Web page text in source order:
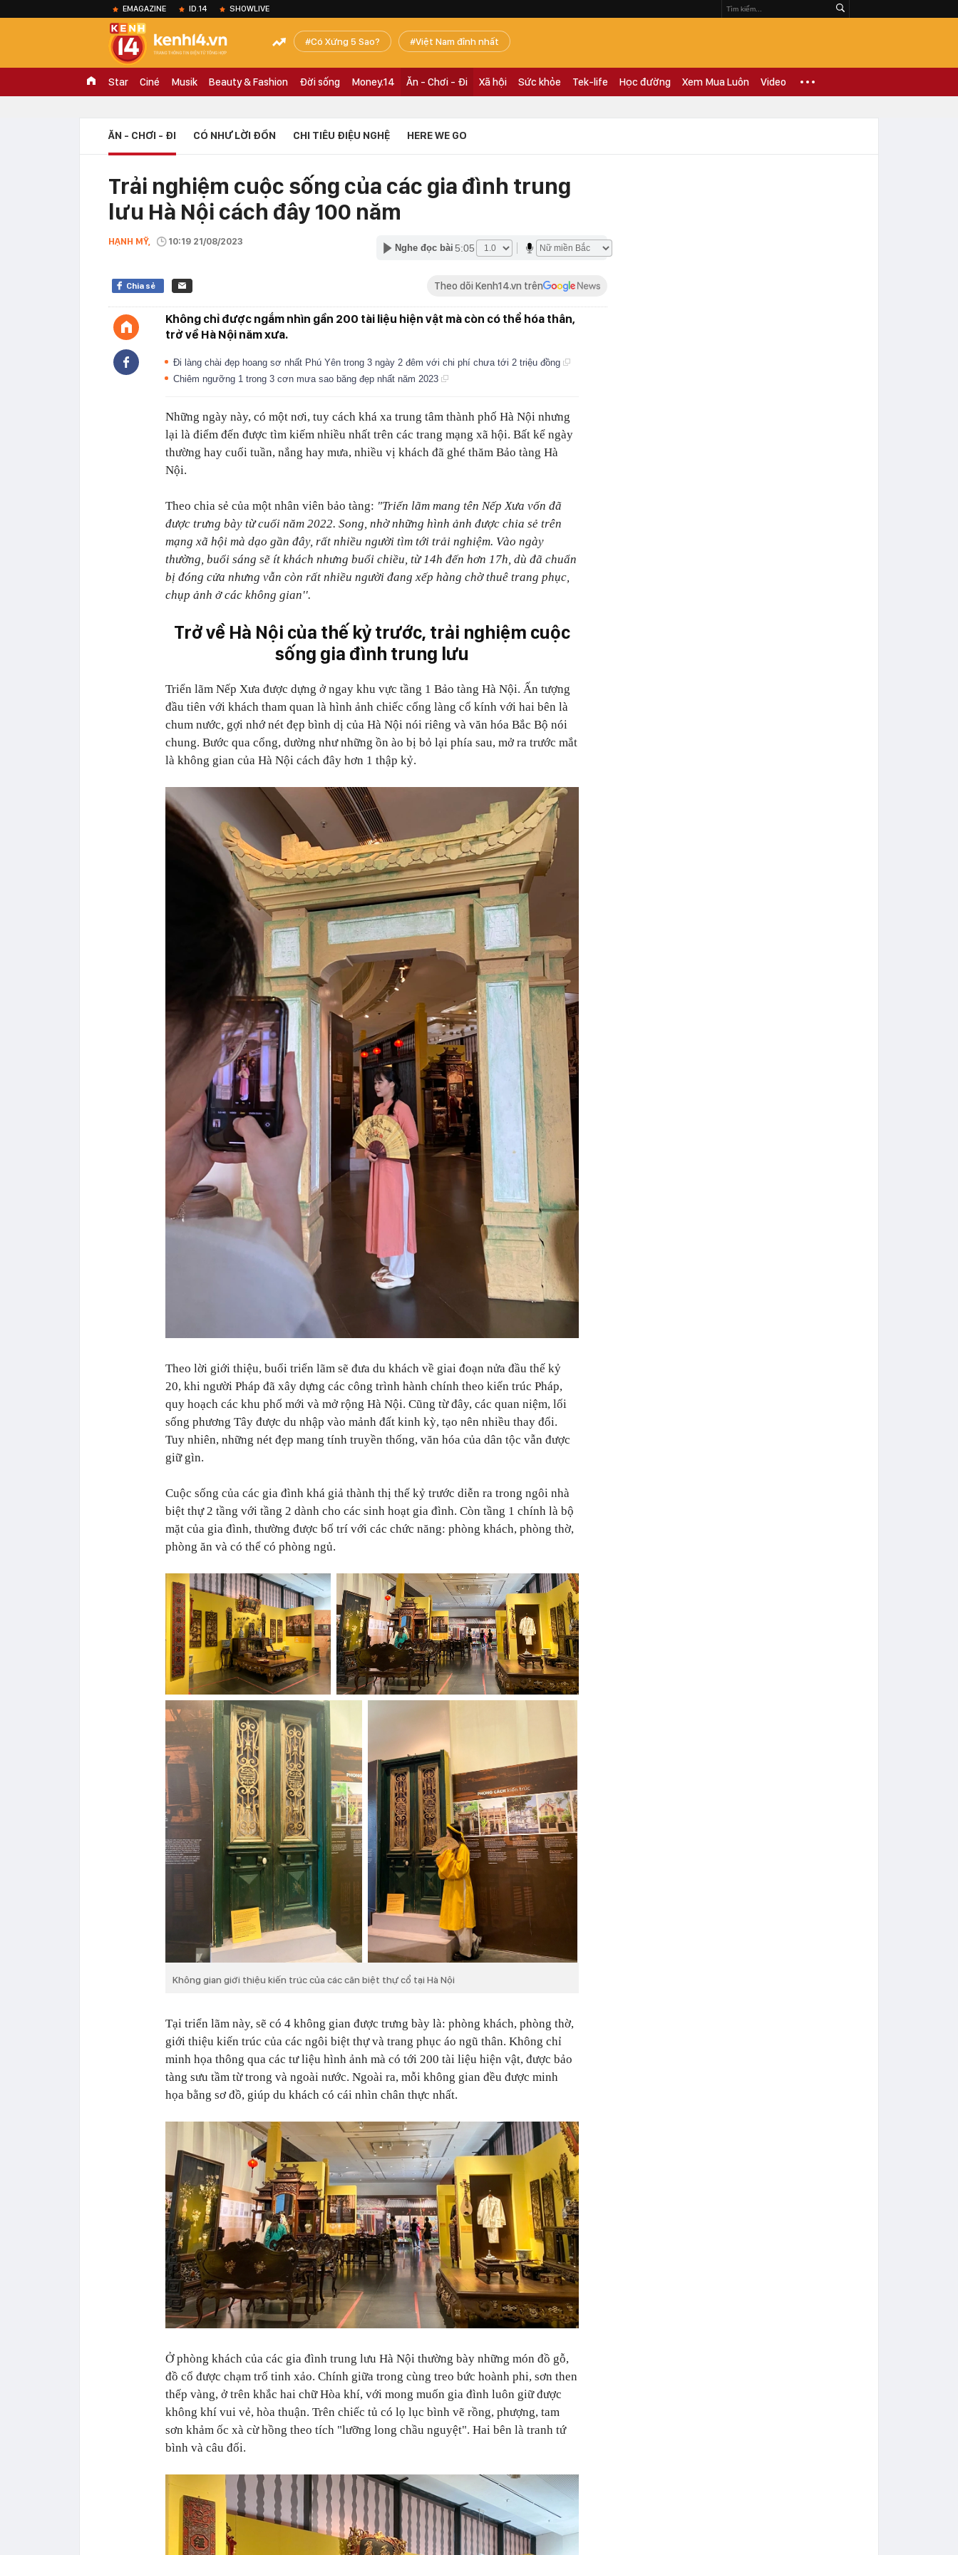
EMAGAZINE ID.14 SHOWLIVE
Có Xứng 5 Sao? Việt Nam đỉnh nhất
Star Ciné Musik Beauty & Fashion Đời sống Money.14 Ăn - Chơi - Đi Xã hội Sức khỏe Tek-life Học đường Xem Mua Luôn Video
ĂN - CHƠI - ĐI CÓ NHƯ LỜI ĐỒN CHI TIÊU ĐIỆU NGHỆ HERE WE GO
Trải nghiệm cuộc sống của các gia đình trung
lưu Hà Nội cách đây 100 năm
HẠNH MỸ, 10:19 21/08/2023
Nghe đọc bài 5:05
Chia sẻ Theo dõi Kenh14.vn trên
Không chỉ được ngắm nhìn gần 200 tài liệu hiện vật mà còn có thể hóa thân,
trở về Hà Nội năm xưa.
Đi làng chài đẹp hoang sơ nhất Phú Yên trong 3 ngày 2 đêm với chi phí chưa tới 2 triệu đồng
Chiêm ngưỡng 1 trong 3 cơn mưa sao băng đẹp nhất năm 2023
Những ngày này, có một nơi, tuy cách khá xa trung tâm thành phố Hà Nội nhưng
lại là điểm đến được tìm kiếm nhiều nhất trên các trang mạng xã hội. Bất kể ngày
thường hay cuối tuần, nắng hay mưa, nhiều vị khách đã ghé thăm Bảo tàng Hà
Nội.
Theo chia sẻ của một nhân viên bảo tàng: "Triển lãm mang tên Nếp Xưa vốn đã
được trưng bày từ cuối năm 2022. Song, nhờ những hình ảnh được chia sẻ trên
mạng xã hội mà dạo gần đây, rất nhiều người tìm tới trải nghiệm. Vào ngày
thường, buổi sáng sẽ ít khách nhưng buổi chiều, từ 14h đến hơn 17h, dù đã chuẩn
bị đóng cửa nhưng vẫn còn rất nhiều người đang xếp hàng chờ thuê trang phục,
chụp ảnh ở các không gian''.
Trở về Hà Nội của thế kỷ trước, trải nghiệm cuộc
sống gia đình trung lưu
Triển lãm Nếp Xưa được dựng ở ngay khu vực tầng 1 Bảo tàng Hà Nội. Ấn tượng
đầu tiên với khách tham quan là hình ảnh chiếc cổng làng cổ kính với hai bên là
chum nước, gợi nhớ nét đẹp bình dị của Hà Nội nói riêng và văn hóa Bắc Bộ nói
chung. Bước qua cổng, dường như những ồn ào bị bỏ lại phía sau, mở ra trước mắt
là không gian của Hà Nội cách đây hơn 1 thập kỷ.
Theo lời giới thiệu, buổi triển lãm sẽ đưa du khách về giai đoạn nửa đầu thế kỷ
20, khi người Pháp đã xây dựng các công trình hành chính theo kiến trúc Pháp,
quy hoạch các khu phố mới và mở rộng Hà Nội. Cũng từ đây, các quan niệm, lối
sống phương Tây được du nhập vào mảnh đất kinh kỳ, tạo nên nhiều thay đổi.
Tuy nhiên, những nét đẹp mang tính truyền thống, văn hóa của dân tộc vẫn được
giữ gìn.
Cuộc sống của các gia đình khá giả thành thị thế kỷ trước diễn ra trong ngôi nhà
biệt thự 2 tầng với tầng 2 dành cho các sinh hoạt gia đình. Còn tầng 1 chính là bộ
mặt của gia đình, thường được bố trí với các chức năng: phòng khách, phòng thờ,
phòng ăn và có thể có phòng ngủ.
Không gian giới thiệu kiến trúc của các căn biệt thự cổ tại Hà Nội
Tại triển lãm này, sẽ có 4 không gian được trưng bày là: phòng khách, phòng thờ,
giới thiệu kiến trúc của các ngôi biệt thự và trang phục áo ngũ thân. Không chỉ
minh họa thông qua các tư liệu hình ảnh mà có tới 200 tài liệu hiện vật, được bảo
tàng sưu tầm từ trong và ngoài nước. Ngoài ra, mỗi không gian đều được minh
họa bằng sơ đồ, giúp du khách có cái nhìn chân thực nhất.
Ở phòng khách của các gia đình trung lưu Hà Nội thường bày những món đồ gỗ,
đồ cổ được chạm trổ tinh xảo. Chính giữa trong cùng treo bức hoành phi, sơn then
thếp vàng, ở trên khắc hai chữ Hòa khí, với mong muốn gia đình luôn giữ được
không khí vui vẻ, hòa thuận. Trên chiếc tủ có lọ lục bình vẽ rồng, phượng, tam
sơn khảm ốc xà cừ hồng theo tích "lưỡng long chầu nguyệt". Hai bên là tranh tứ
bình và câu đối.